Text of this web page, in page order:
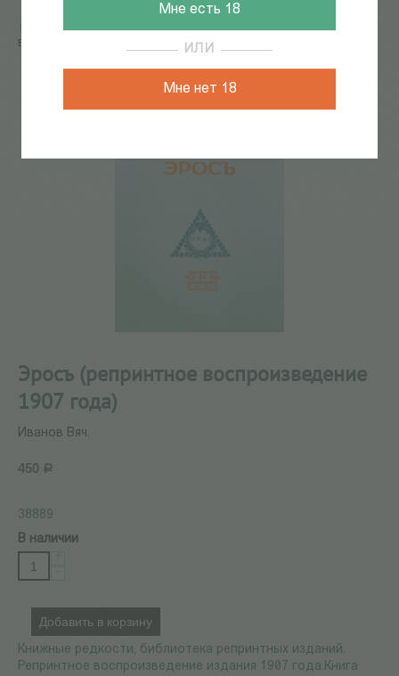
Мне есть 18
ИЛИ
Мне нет 18
Главная / КАТАЛОГ КНИГ / поэзия / Эросъ (репринтное
воспроизведение 1907 года)
549 из 553
Эросъ (репринтное воспроизведение
1907 года)
Иванов Вяч.
450 Р
38889
В наличии
Добавить в корзину
Книжные редкости, библиотека репринтных изданий.
Репринтное воспроизведение издания 1907 года.Книга